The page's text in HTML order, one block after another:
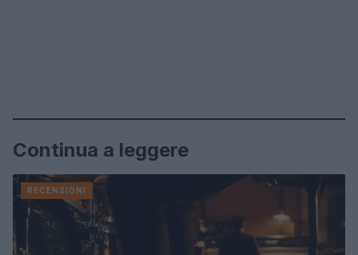
Continua a leggere
RECENSIONI